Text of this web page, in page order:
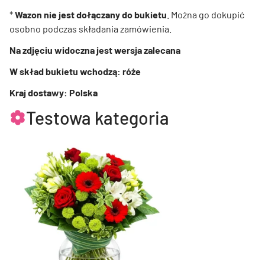
*Wazon nie jest dołączany do bukietu . Można go dokupić
osobno podczas składania zamówienia.
Na zdjęciu widoczna jest wersja zalecana
W skład bukietu wchodzą: róże
Kraj dostawy: Polska
Testowa kategoria